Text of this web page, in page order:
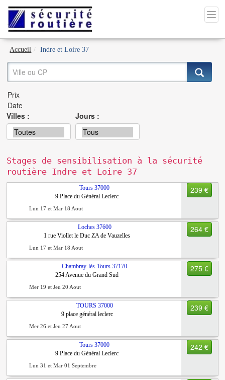
Accueil Indre et Loire 37
Villes : Jours :
Stages de sensibilisation à la sécurité
routière Indre et Loire 37
239 €
Tours 37000
9 Place du Général Leclerc
Lun 17 et Mar 18 Aout
264 €
Loches 37600
1 rue Viollet le Duc ZA de Vauzelles
Lun 17 et Mar 18 Aout
275 €
Chambray-lès-Tours 37170
254 Avenue du Grand Sud
Mer 19 et Jeu 20 Aout
239 €
TOURS 37000
9 place général leclerc
Mer 26 et Jeu 27 Aout
242 €
Tours 37000
9 Place du Général Leclerc
Lun 31 et Mar 01 Septembre